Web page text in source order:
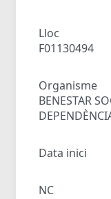
Lloc
F01130494
Organisme
BENESTAR
Data inici
NC